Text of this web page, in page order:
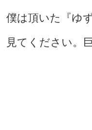
僕は頂いた『ゆ
見てください。